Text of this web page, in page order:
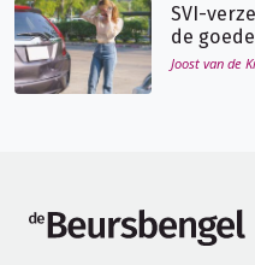
SVI-
de
Joost van de